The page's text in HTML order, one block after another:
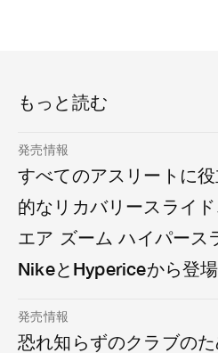
もっと読む
発売情報
すべてのアスリートに
的なリカバリースライ
エア ズーム ハイパース
NikeとHypericeから登場
発売情報
恐れ知らずのクラブの